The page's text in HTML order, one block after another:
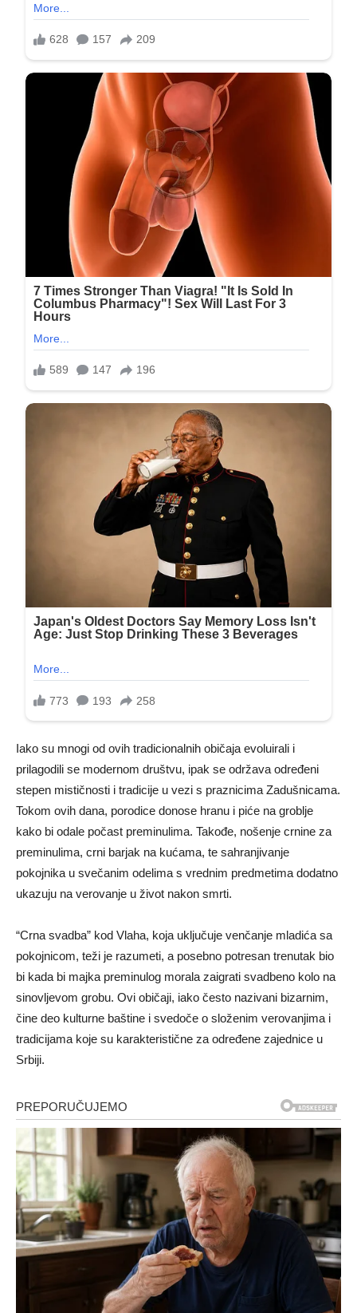
Iako su mnogi od ovih tradicionalnih običaja evoluirali i
prilagodili se modernom društvu, ipak se održava određeni
stepen mističnosti i tradicije u vezi s praznicima Zadušnicama.
Tokom ovih dana, porodice donose hranu i piće na groblje
kako bi odale počast preminulima. Takođe, nošenje crnine za
preminulima, crni barjak na kućama, te sahranjivanje
pokojnika u svečanim odelima s vrednim predmetima dodatno
ukazuju na verovanje u život nakon smrti.
“Crna svadba” kod Vlaha, koja uključuje venčanje mladića sa
pokojnicom, teži je razumeti, a posebno potresan trenutak bio
bi kada bi majka preminulog morala zaigrati svadbeno kolo na
sinovljevom grobu. Ovi običaji, iako često nazivani bizarnim,
čine deo kulturne baštine i svedoče o složenim verovanjima i
tradicijama koje su karakteristične za određene zajednice u
Srbiji.